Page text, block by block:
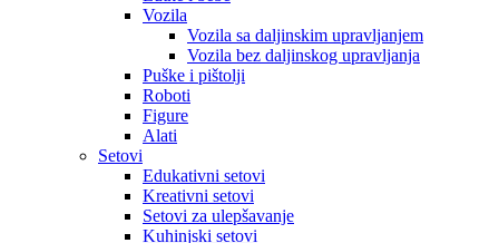
Vozila
Vozila sa daljinskim upravljanjem
Vozila bez daljinskog upravljanja
Puške i pištolji
Roboti
Figure
Alati
Setovi
Edukativni setovi
Kreativni setovi
Setovi za ulepšavanje
Kuhinjski setovi